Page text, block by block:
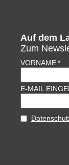
Auf dem
Zum
VORNAME
E-MAIL